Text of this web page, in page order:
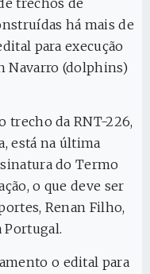
trechos de
há mais de
para execução
Navarro (dolphins)
trecho da RNT-226,
está na última
do Termo
o que deve ser
Renan Filho,
Portugal.
o edital para